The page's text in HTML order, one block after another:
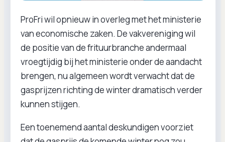
ProFri wil opnieuw in overleg met het ministerie
van economische zaken. De vakvereniging wil
de positie van de frituurbranche andermaal
vroegtijdig bij het ministerie onder de aandacht
brengen, nu algemeen wordt verwacht dat de
gasprijzen richting de winter dramatisch verder
kunnen stijgen.
Een toenemend aantal deskundigen voorziet